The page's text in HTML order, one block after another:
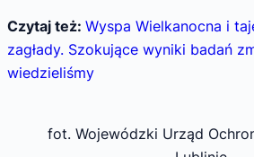
Czytaj też: Wyspa Wielkanocna i
zagłady. Szokujące wyniki badań
wiedzieliśmy
fot. Wojewódzki Urząd